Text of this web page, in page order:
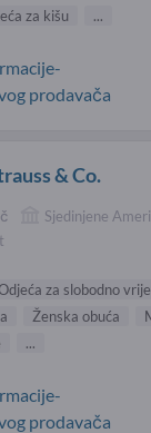
za kišu ...
prodavača
& Co.
Sjedinjene
za slobodno
Ženska obuća
...
prodavača